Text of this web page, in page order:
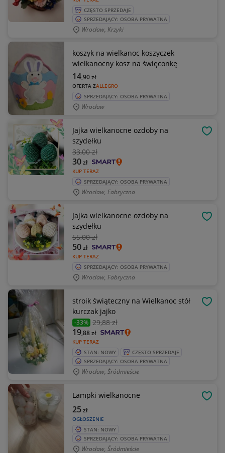
CZĘSTO SPRZEDAJE
SPRZEDAJĄCY: OSOBA PRYWATNA
Wrocław, Krzyki
koszyk na wielkanoc koszyczek
wielkanocny kosz na święconkę
OFERTA ZALLEGRO
14,90zł
SPRZEDAJĄCY: OSOBA PRYWATNA
Wrocław
Jajka wielkanocne ozdoby na
szydełku
33,00 zł
KUP TERAZ
30zł
SPRZEDAJĄCY: OSOBA PRYWATNA
Wroclaw, Fabryczna
Jajka wielkanocne ozdoby na
szydełku
55,00 zł
KUP TERAZ
50zł
SPRZEDAJĄCY: OSOBA PRYWATNA
Wroclaw, Fabryczna
stroik świąteczny na Wielkanoc stół
kurczak jajko
-33% 29,88 zł
KUP TERAZ
19,88zł
STAN: NOWY
CZĘSTO SPRZEDAJE
SPRZEDAJĄCY: OSOBA PRYWATNA
Wrocław, Śródmieście
Lampki wielkanocne
OGŁOSZENIE
25zł
STAN: NOWY
SPRZEDAJĄCY: OSOBA PRYWATNA
Wrocław, Śródmieście